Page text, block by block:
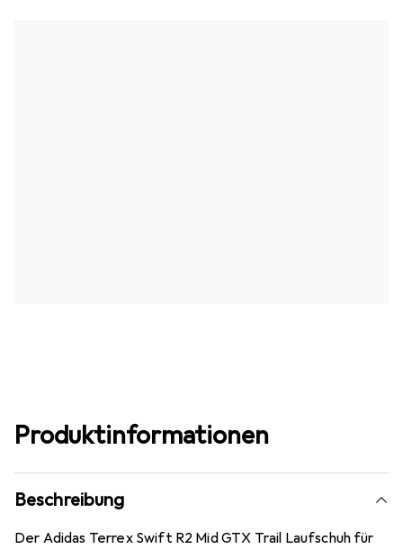
Produktinformationen
Beschreibung
Der Adidas Terrex Swift R2 Mid GTX Trail Laufschuh für